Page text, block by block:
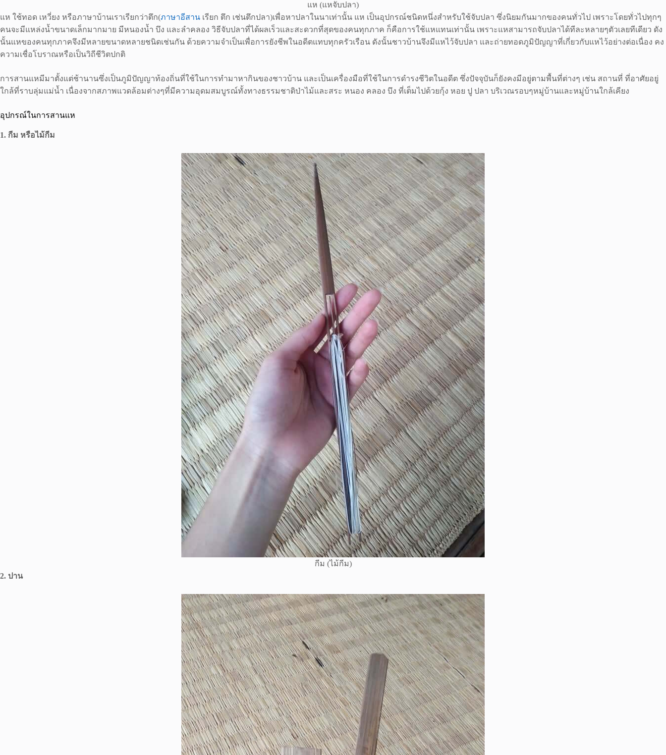
แห (แหจับปลา)
แห ใช้ทอด เหวี่ยง หรือภาษาบ้านเราเรียกว่าตึก(ภาษาอีสาน เรียก ตึก เช่นตึกปลา)เพื่อหาปลาในนาเท่านั้น แห เป็นอุปกรณ์ชนิดหนึ่งสำหรับใช้จับปลา ซึ่งนิยมกันมากของคนทั่วไป เพราะโดยทั่วไปทุกๆ
คนจะมีแหล่งน้ำขนาดเล็กมากมาย มีหนองน้ำ บึง และลำคลอง วิธีจับปลาที่ได้ผลเร็วและสะดวกที่สุดของคนทุกภาค ก็คือการใช้แหแทนเท่านั้น เพราะแหสามารถจับปลาได้ทีละหลายๆตัวเลยทีเดียว ดัง
นั้นแหของคนทุกภาคจึงมีหลายขนาดหลายชนิดเช่นกัน ด้วยความจำเป็นเพื่อการยังชีพในอดีตแทบทุกครัวเรือน ดังนั้นชาวบ้านจึงมีแหไว้จับปลา และถ่ายทอดภูมิปัญญาที่เกี่ยวกับแหไว้อย่างต่อเนื่อง คง
ความเชื่อโบราณหรือเป็นวิถีชีวิตปกติ
การสานแหมีมาตั้งแต่ช้านานซึ่งเป็นภูมิปัญญาท้องถิ่นที่ใช้ในการทำมาหากินของชาวบ้าน และเป็นเครื่องมือที่ใช้ในการดำรงชีวิตในอดีต ซึ่งปัจจุบันก็ยังคงมีอยู่ตามพื้นที่ต่างๆ เช่น สถานที่ ที่อาศัยอยู่
ใกล้ที่ราบลุ่มแม่น้ำ เนื่องจากสภาพแวดล้อมต่างๆที่มีความอุดมสมบูรณ์ทั้งทางธรรมชาติป่าไม้และสระ หนอง คลอง บึง ที่เต็มไปด้วยกุ้ง หอย ปู ปลา บริเวณรอบๆหมู่บ้านและหมู่บ้านใกล้เคียง
อุปกรณ์ในการสานแห
1. กีม หรือไม้กีม
กีม (ไม้กีม)
2. ปาน